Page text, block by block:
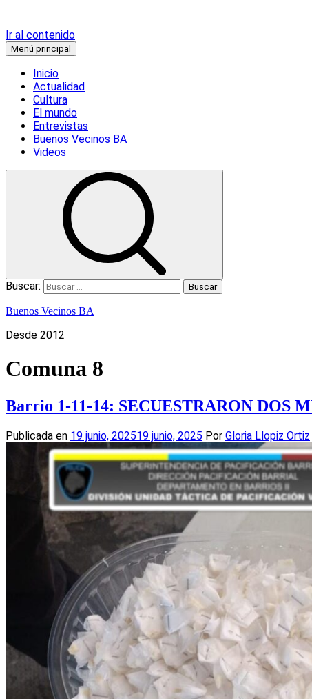
Ir al contenido
Menú principal
Inicio
Actualidad
Cultura
El mundo
Entrevistas
Buenos Vecinos BA
Videos
Buscar:
Buenos Vecinos BA
Desde 2012
Comuna 8
Barrio 1-11-14: SECUESTRARON DOS
Publicada en 19 junio, 202519 junio, 2025 Por Gloria Llopiz Ortiz